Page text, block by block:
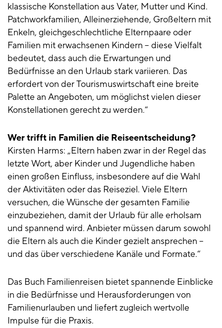
klassische Konstellation aus Vater, Mutter und Kind.
Patchworkfamilien, Alleinerziehende, Großeltern mit
Enkeln, gleichgeschlechtliche Elternpaare oder
Familien mit erwachsenen Kindern – diese Vielfalt
bedeutet, dass auch die Erwartungen und
Bedürfnisse an den Urlaub stark variieren. Das
erfordert von der Tourismuswirtschaft eine breite
Palette an Angeboten, um möglichst vielen dieser
Konstellationen gerecht zu werden.“
Wer trifft in Familien die Reiseentscheidung?
Kirsten Harms: „Eltern haben zwar in der Regel das
letzte Wort, aber Kinder und Jugendliche haben
einen großen Einfluss, insbesondere auf die Wahl
der Aktivitäten oder das Reiseziel. Viele Eltern
versuchen, die Wünsche der gesamten Familie
einzubeziehen, damit der Urlaub für alle erholsam
und spannend wird. Anbieter müssen darum sowohl
die Eltern als auch die Kinder gezielt ansprechen –
und das über verschiedene Kanäle und Formate.“
Das Buch Familienreisen bietet spannende Einblicke
in die Bedürfnisse und Herausforderungen von
Familienurlauben und liefert zugleich wertvolle
Impulse für die Praxis.